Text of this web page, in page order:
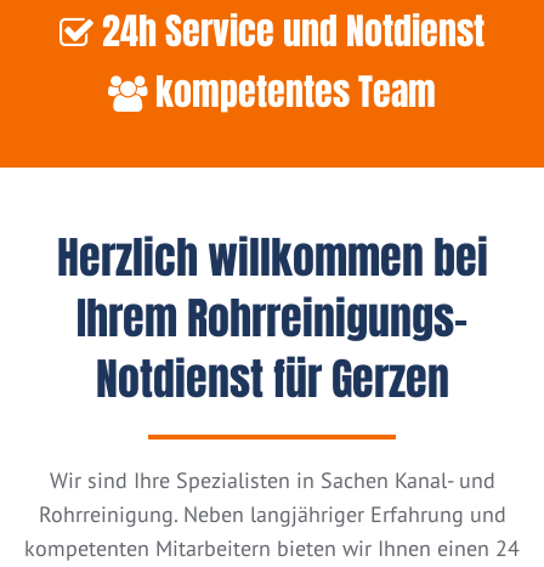
24h Service und Notdienst
kompetentes Team
Herzlich willkommen bei
Ihrem Rohrreinigungs-
Notdienst für Gerzen
Wir sind Ihre Spezialisten in Sachen Kanal- und
Rohrreinigung. Neben langjähriger Erfahrung und
kompetenten Mitarbeitern bieten wir Ihnen einen 24